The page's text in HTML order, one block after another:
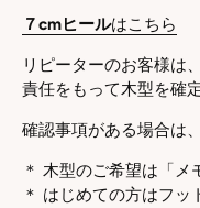
７cmヒールはこちら
リピーターのお客様は
責任をもって木型を確
確認事項がある場合は
＊ 木型のご希望は「メ
＊ はじめての方はフッ